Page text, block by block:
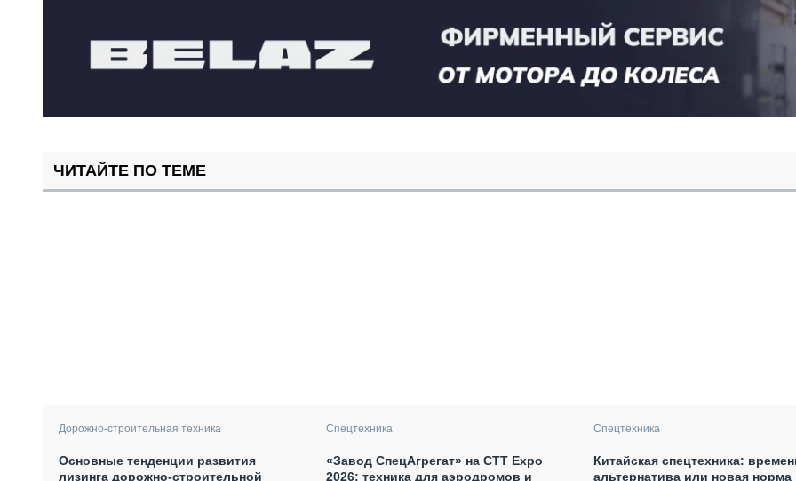
ЧИТАЙТЕ ПО ТЕМЕ
Дорожно-строительная техника
Основные тенденции развития
лизинга дорожно-строительной
Спецтехника
«Завод СпецАгрегат» на СТТ Expo
2026: техника для аэродромов и
Спецтехника
Китайская спецтехника:
альтернатива или новая норма